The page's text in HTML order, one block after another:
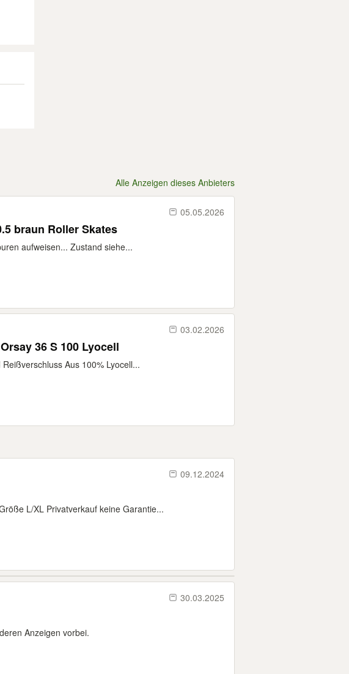
Alle Anzeigen dieses Anbieters
05.05.2026
braun Roller Skates
aufweisen... Zustand siehe...
03.02.2026
36 S 100 Lyocell
Aus 100% Lyocell...
09.12.2024
L/XL Privatverkauf keine Garantie...
30.03.2025
Anzeigen vorbei.